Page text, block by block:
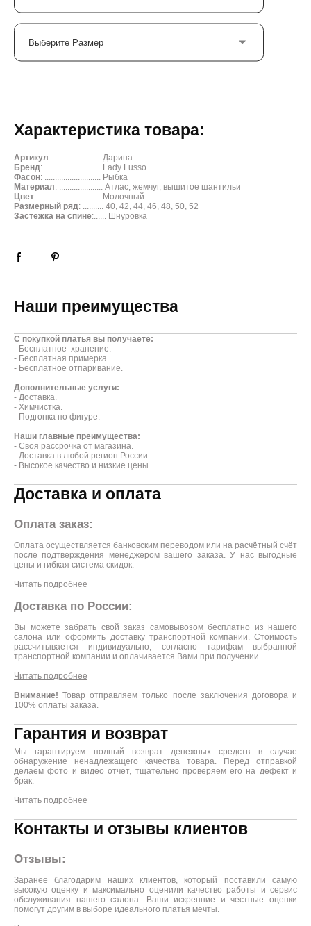
Выберите Размер
Характеристика товара:
Артикул: ....................... Дарина
Бренд: ........................... Lady Lusso
Фасон: ........................... Рыбка
Материал: ..................... Атлас, жемчуг, вышитое шантильи
Цвет: .............................. Молочный
Размерный ряд: .......... 40, 42, 44, 46, 48, 50, 52
Застёжка на спине:...... Шнуровка
Наши преимущества
С покупкой платья вы получаете:
- Бесплатное хранение.
- Бесплатная примерка.
- Бесплатное отпаривание.
Дополнительные услуги:
- Доставка.
- Химчистка.
- Подгонка по фигуре.
Наши главные преимущества:
- Своя рассрочка от магазина.
- Доставка в любой регион России.
- Высокое качество и низкие цены.
Доставка и оплата
Оплата заказ:
Оплата осуществляется банковским переводом или на расчётный счёт
после подтверждения менеджером вашего заказа. У нас выгодные
цены и гибкая система скидок.
Читать подробнее
Доставка по России:
Вы можете забрать свой заказ самовывозом бесплатно из нашего
салона или оформить доставку транспортной компании. Стоимость
рассчитывается индивидуально, согласно тарифам выбранной
транспортной компании и оплачивается Вами при получении.
Читать подробнее
Внимание! Товар отправляем только после заключения договора и
100% оплаты заказа.
Гарантия и возврат
Мы гарантируем полный возврат денежных средств в случае
обнаружение ненадлежащего качества товара. Перед отправкой
делаем фото и видео отчёт, тщательно проверяем его на дефект и
брак.
Читать подробнее
Контакты и отзывы клиентов
Отзывы:
Заранее благодарим наших клиентов, который поставили самую
высокую оценку и максимально оценили качество работы и сервис
обслуживания нашего салона. Ваши искренние и честные оценки
помогут другим в выборе идеального платья мечты.